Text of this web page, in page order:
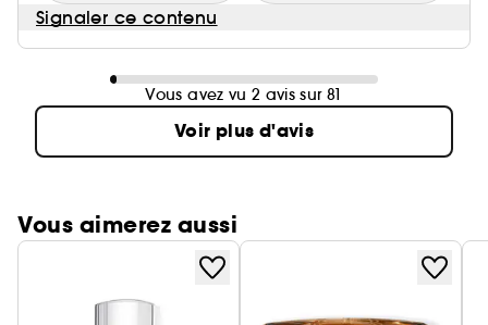
Signaler ce contenu
Vous avez vu 2 avis sur 81
Voir plus d'avis
Vous aimerez aussi